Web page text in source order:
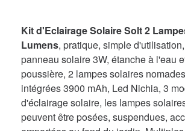
Kit d'Eclairage Solaire Solt 2
Lumens, pratique, simple
panneau solaire 3W, étanche à l'eau
poussière, 2 lampes solaires
intégrées 3900 mAh, Led Nichia, 3
d'éclairage solaire, les lampes
peuvent être posées, suspendues,